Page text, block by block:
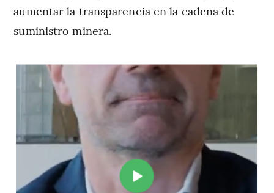
aumentar la transparencia en la cadena de
suministro minera.